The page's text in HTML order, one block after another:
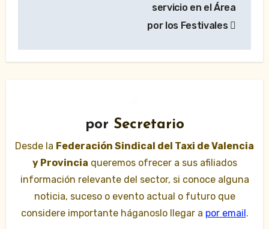
servicio en el Área
por los Festivales
por Secretario
Desde la Federación Sindical del Taxi de Valencia
y Provincia queremos ofrecer a sus afiliados
información relevante del sector, si conoce alguna
noticia, suceso o evento actual o futuro que
considere importante háganoslo llegar a por email .